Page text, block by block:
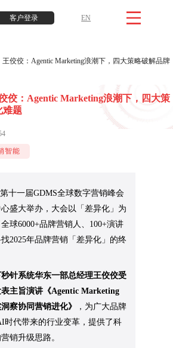
客户登录 EN
佼佼：Agentic Marketing浪潮下，四大策略破解品牌
佼：Agentic Marketing浪潮下，四大策
难题
智能
十一届GDMS全球数字营销峰会
盛大举办，大会以「差异化」为
球6000+品牌营销人、100+演讲
2025年品牌营销「差异化」的终
针系统华东一部总经理王佼佼受
主旨演讲《Agentic Marketing
察协同营销进化》
，为广大品牌
时代带来的行业变革，提供了科
销升级思路。